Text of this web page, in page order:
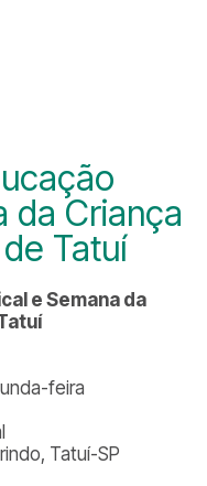
da Criança
Tatuí
e Semana da
feira
Tatuí-SP